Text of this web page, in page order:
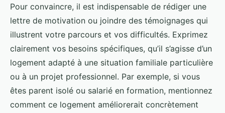
Pour convaincre, il est indispensable de rédiger une
lettre de motivation ou joindre des témoignages qui
illustrent votre parcours et vos difficultés. Exprimez
clairement vos besoins spécifiques, qu’il s’agisse d’un
logement adapté à une situation familiale particulière
ou à un projet professionnel. Par exemple, si vous
êtes parent isolé ou salarié en formation, mentionnez
comment ce logement améliorerait concrètement